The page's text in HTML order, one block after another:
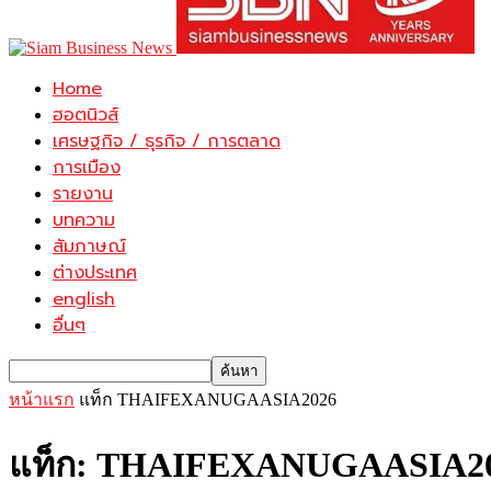
Home
ฮอตนิวส์
เศรษฐกิจ / ธุรกิจ / การตลาด
การเมือง
รายงาน
บทความ
สัมภาษณ์
ต่างประเทศ
english
อื่นๆ
หน้าแรก แท็ก THAIFEXANUGAASIA2026
แท็ก: